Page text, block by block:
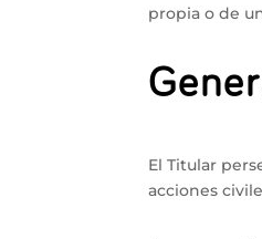
propia o de
El Titular
acciones